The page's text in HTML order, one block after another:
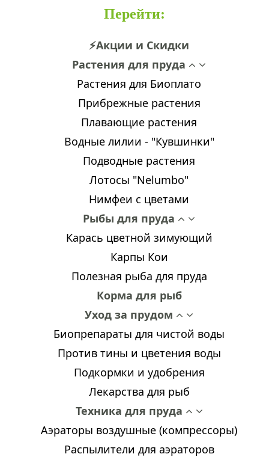
Перейти:
⚡Акции и Скидки
Растения для пруда
Растения для Биоплато
Прибрежные растения
Плавающие растения
Водные лилии - "Кувшинки"
Подводные растения
Лотосы "Nelumbo"
Нимфеи с цветами
Рыбы для пруда
Карась цветной зимующий
Карпы Кои
Полезная рыба для пруда
Корма для рыб
Уход за прудом
Биопрепараты для чистой воды
Против тины и цветения воды
Подкормки и удобрения
Лекарства для рыб
Техника для пруда
Аэраторы воздушные (компрессоры)
Распылители для аэраторов